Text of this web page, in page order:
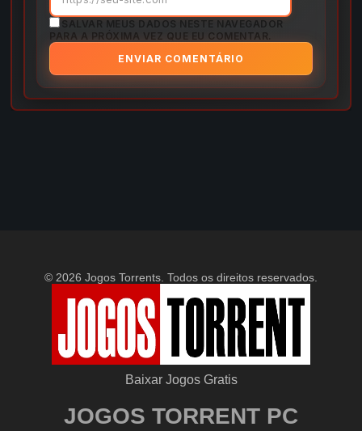
SALVAR MEUS DADOS NESTE NAVEGADOR
PARA A PRÓXIMA VEZ QUE EU COMENTAR.
© 2026 Jogos Torrents. Todos os direitos reservados.
Baixar Jogos Gratis
JOGOS TORRENT PC